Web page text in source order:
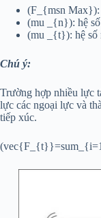
(F_{msn Max}):
(mu _{n}): hệ
(mu _{t}): hệ số
Chú ý:
Trường hợp nhiều lực
lực các ngoại lực và
tiếp xúc.